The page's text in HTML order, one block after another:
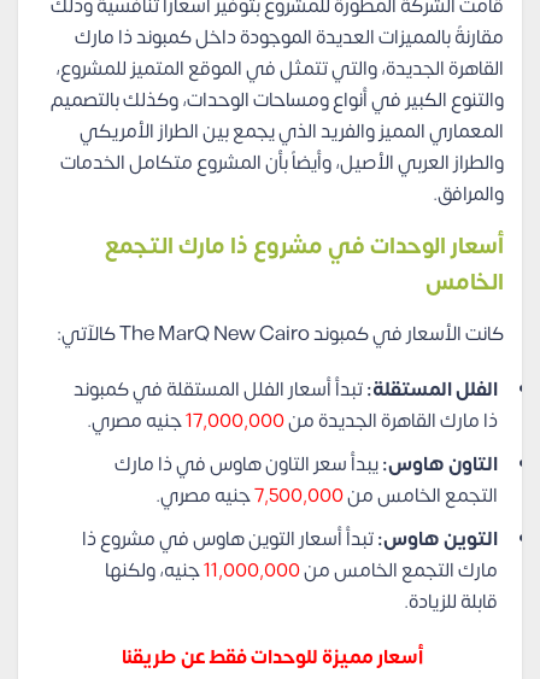
مقارنةً بالمميزات العديدة الموجودة داخل كمبوند ذا مارك
القاهرة الجديدة، والتي تتمثل في الموقع المتميز للمشروع،
والتنوع الكبير في أنواع ومساحات الوحدات، وكذلك بالتصميم
المعماري المميز والفريد الذي يجمع بين الطراز الأمريكي
والطراز العربي الأصيل، وأيضاً بأن المشروع متكامل الخدمات
والمرافق.
أسعار الوحدات في مشروع ذا مارك التجمع
الخامس
كانت الأسعار في كمبوند The MarQ New Cairo كالآتي:
الفلل المستقلة:تبدأ أسعار الفلل المستقلة في كمبوند
ذا مارك القاهرة الجديدة من17,000,000جنيه مصري.
التاون هاوس:يبدأ سعر التاون هاوس في ذا مارك
التجمع الخامس من7,500,000جنيه مصري.
التوين هاوس:تبدأ أسعار التوين هاوس في مشروع ذا
مارك التجمع الخامس من11,000,000جنيه، ولكنها
قابلة للزيادة.
أسعار مميزة للوحدات فقط عن طريقنا